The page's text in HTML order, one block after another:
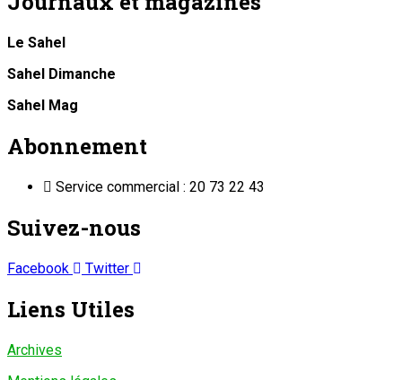
Le Sahel
Sahel Dimanche
Sahel Mag
Abonnement
Service commercial : 20 73 22 43
Suivez-nous
Facebook Twitter
Liens Utiles
Archives